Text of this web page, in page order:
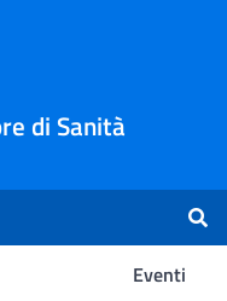
di Sanità
Eventi